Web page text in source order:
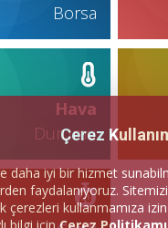
Borsa
Hava
Durumu
Çerez
daha iyi bir hizmet
faydalanıyoruz.
çerezleri kullanmamıza